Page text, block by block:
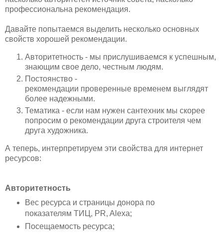
профессиональна рекомендация.
Давайте попытаемся выделить несколько основных
свойств хорошей рекомендации.
Авторитетность - мы прислушиваемся к успешным,
знающим свое дело, честным людям.
Постоянство -
рекомендации проверенные временем выглядят
более надежными.
Тематика - если нам нужен сантехник мы скорее
попросим о рекомендации друга строителя чем
друга художника.
А теперь, интерпретируем эти свойства для интернет
ресурсов:
Авторитетность
Вес ресурса и страницы донора по
показателям ТИЦ, PR, Alexa;
Посещаемость ресурса;